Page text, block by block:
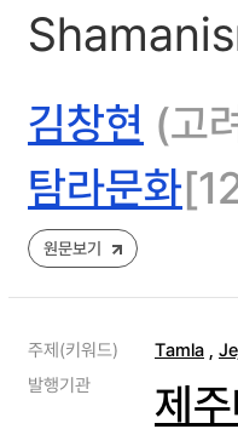
김창현 (고
탐라문화
원문보기
주제(키워드) Tamla ,
발행기관
제